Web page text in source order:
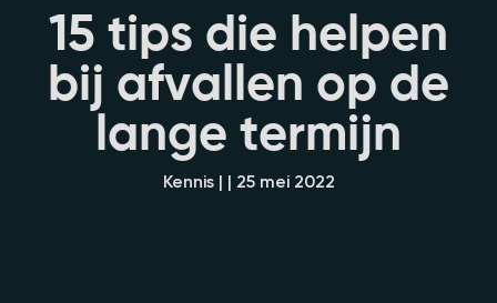
15 tips die helpen
bij afvallen op de
lange termijn
Kennis | | 25 mei 2022